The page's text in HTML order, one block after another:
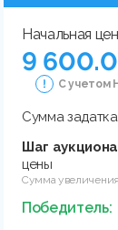
Начальная
9
С учетом
Сумма
Шаг
цены
Сумма
Победитель: